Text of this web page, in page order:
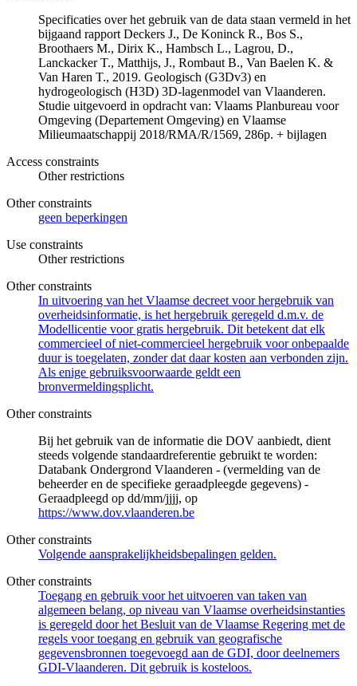
Specificaties over het gebruik van de data staan vermeld in het
bijgaand rapport Deckers J., De Koninck R., Bos S.,
Broothaers M., Dirix K., Hambsch L., Lagrou, D.,
Lanckacker T., Matthijs, J., Rombaut B., Van Baelen K. &
Van Haren T., 2019. Geologisch (G3Dv3) en
hydrogeologisch (H3D) 3D-lagenmodel van Vlaanderen.
Studie uitgevoerd in opdracht van: Vlaams Planbureau voor
Omgeving (Departement Omgeving) en Vlaamse
Milieumaatschappij 2018/RMA/R/1569, 286p. + bijlagen
Access constraints
Other restrictions
Other constraints
geen beperkingen
Use constraints
Other restrictions
Other constraints
In uitvoering van het Vlaamse decreet voor hergebruik van
overheidsinformatie, is het hergebruik geregeld d.m.v. de
Modellicentie voor gratis hergebruik. Dit betekent dat elk
commercieel of niet-commercieel hergebruik voor onbepaalde
duur is toegelaten, zonder dat daar kosten aan verbonden zijn.
Als enige gebruiksvoorwaarde geldt een
bronvermeldingsplicht.
Other constraints
Bij het gebruik van de informatie die DOV aanbiedt, dient
steeds volgende standaardreferentie gebruikt te worden:
Databank Ondergrond Vlaanderen - (vermelding van de
beheerder en de specifieke geraadpleegde gegevens) -
Geraadpleegd op dd/mm/jjjj, op
https://www.dov.vlaanderen.be
Other constraints
Volgende aansprakelijkheidsbepalingen gelden.
Other constraints
Toegang en gebruik voor het uitvoeren van taken van
algemeen belang, op niveau van Vlaamse overheidsinstanties
is geregeld door het Besluit van de Vlaamse Regering met de
regels voor toegang en gebruik van geografische
gegevensbronnen toegevoegd aan de GDI, door deelnemers
GDI-Vlaanderen. Dit gebruik is kosteloos.